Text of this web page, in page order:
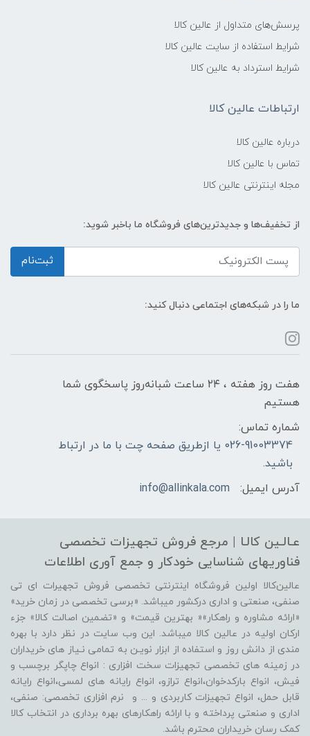
پرسش‌های متداول از عالین کالا
شرایط استفاده از سایت عالین کالا
شرایط استرداد به عالین کالا
ارتباطات عالین کالا
درباره عالین کالا
تماس با عالین کالا
مجله اینترنتی عالین کالا
از تخفیف‌ها و جدیدترین‌های فروشگاه ما باخبر شوید:
ثبت‌نام
ما را در شبکه‌های اجتماعی دنبال کنید:
هفت روز هفته ، ۲۴ ساعت شبانه‌روز پاسخگوی شما
هستیم
شماره تماس:
026-91003374 یا ازطریق صفحه چت با ما در ارتباط
باشید.
آدرس ایمیل:
info@allinkala.com
عـالـین کالـا | مرجع فروش‌ تجهیزات تخصصی
فناوریهای شناسایی‌ خودکار‌ و‌ جمع آوری اطلاعات
عالین‌کالا اولین فروشگاه اینترنتی تخصصی فروش تجهیرات ای تی
صنفی، صنعتی و اداری درکشور میباشد. «برسی تخصصی در زمان خرید»
«ارائه مشاوره و راهکار»« بهترین قیمت» و «تضمین اصالت کالا» جزء
ارکان اولیه در عالین کالا میباشد. این وب سایت در نظر دارد با بهره
مندی از دانش روز و استفاده از ابزار نویـن به تمامی نـیاز های خریداران
در زمینه های تخصصی تجهیزات سخت افزاری : انواع چاپگر برچسب و
فیش، انواع بارکدخوان،انواع ترازو، انواع رایانه های لمسی،انواع رایانه
قابل حمل، انواع تجهیزات کاربردی و ... و نرم افزاری تخصصی: صنفی،
اداری و صنعتی پرداخته و با ارائه راهکارهای بهره برداری در انتخاب کالا
کمک رسان خریداران محترم باشد.